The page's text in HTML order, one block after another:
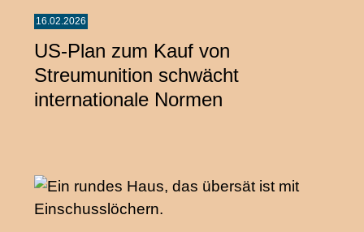
16.02.2026
US‑Plan zum Kauf von
Streumunition schwächt
internationale Normen